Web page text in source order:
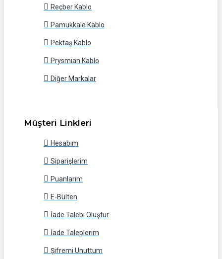
Reçber Kablo
Pamukkale Kablo
Pektaş Kablo
Prysmian Kablo
Diğer Markalar
Müşteri Linkleri
Hesabım
Siparişlerim
Puanlarım
E-Bülten
İade Talebi Oluştur
İade Taleplerim
Şifremi Unuttum